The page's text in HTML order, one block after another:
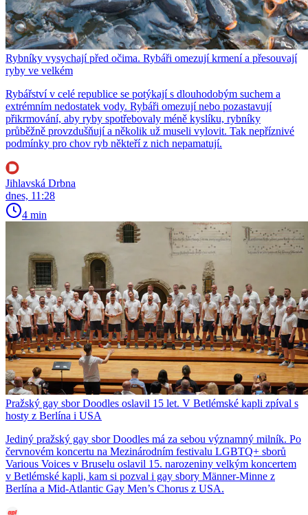
Rybníky vysychají před očima. Rybáři omezují krmení a přesouvají
ryby ve velkém
Rybářství v celé republice se potýkají s dlouhodobým suchem a
extrémním nedostatek vody. Rybáři omezují nebo pozastavují
přikrmování, aby ryby spotřebovaly méně kyslíku, rybníky
průběžně provzdušňují a několik už museli vylovit. Tak nepříznivé
podmínky pro chov ryb někteří z nich nepamatují.
Jihlavská Drbna
dnes, 11:28
4 min
Pražský gay sbor Doodles oslavil 15 let. V Betlémské kapli zpíval s
hosty z Berlína i USA
Jediný pražský gay sbor Doodles má za sebou významný milník. Po
červnovém koncertu na Mezinárodním festivalu LGBTQ+ sborů
Various Voices v Bruselu oslavil 15. narozeniny velkým koncertem
v Betlémské kapli, kam si pozval i gay sbory Männer-Minne z
Berlína a Mid-Atlantic Gay Men’s Chorus z USA.